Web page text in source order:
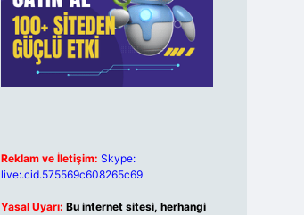
Reklam ve İletişim: Skype:
live:.cid.575569c608265c69
Yasal Uyarı: Bu internet sitesi, herhangi